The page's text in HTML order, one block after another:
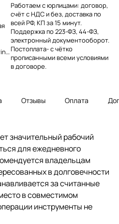
Работаем с юрлицами: договор,
счёт с НДС и без, доставка по
всей РФ, КП за 15 минут.
Поддержка по 223-ФЗ, 44-ФЗ,
электронный документооборот.
Постоплата- с чётко
прописанными всеми условиями
в договоре.
Отзывы Оплата
значительный рабочий
для ежедневного
владельцам
в долговечности
за считанные
в совместимом
инструменты не